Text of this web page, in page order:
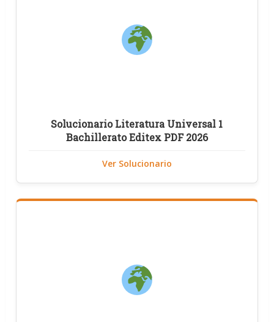
Solucionario Literatura Universal 1
Bachillerato Editex PDF 2026
Ver Solucionario